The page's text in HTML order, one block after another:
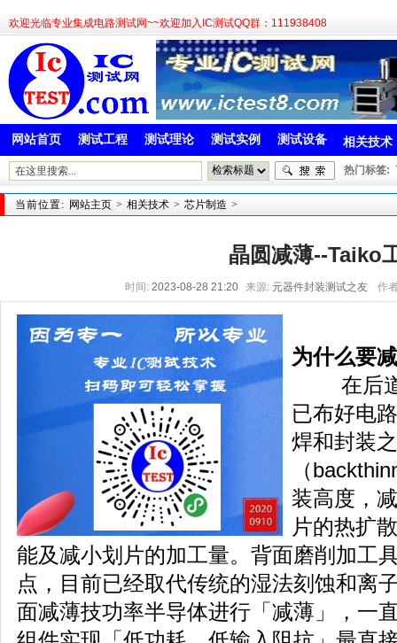
欢迎光临专业集成电路测试网~~欢迎加入IC测试QQ群：111938408
网站首页 测试工程 测试理论 测试实例 测试设备 相关技术
热门标签:
当前位置: 网站主页 > 相关技术 > 芯片制造 >
晶圆减薄--Taiko
时间: 2023-08-28 21:20 来源: 元器件封装测试之友 作
为什么要
在后道
已布好电
焊和封装
（
装高度，
片的热扩
能及减小划片的加工量。背面磨削加工
点，目前已经取代传统的湿法刻蚀和离
面减薄技功率半导体进行「减薄」，一